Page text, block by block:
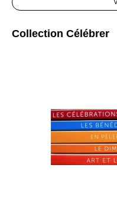
Collection Célébrer